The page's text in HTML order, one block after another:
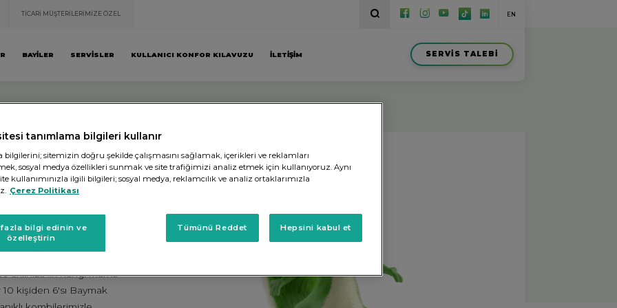
TİCARİ MÜŞTERİLERİMİZE ÖZEL EN
BAYİLER SERVİSLER KULLANICI KONFOR KILAVUZU İLETİŞİM SERVİS TALEBİ
DENİNCE
ve Danışmanlık'ın
Eğilimleri" araştırmasının
aklınıza ilk hangi marka
kişiden 6'sı Baymak
tanımlama bilgileri kullanır
bilgilerini; sitemizin doğru şekilde çalışmasını sağlamak, içerikleri ve reklamları
sosyal medya özellikleri sunmak ve site trafiğimizi analiz etmek için kullanıyoruz. Aynı
kullanımınızla ilgili bilgileri; sosyal medya, reklamcılık ve analiz ortaklarımızla
Çerez Politikası
fazla bilgi edinin ve
özelleştirin
Tümünü Reddet Hepsini kabul et